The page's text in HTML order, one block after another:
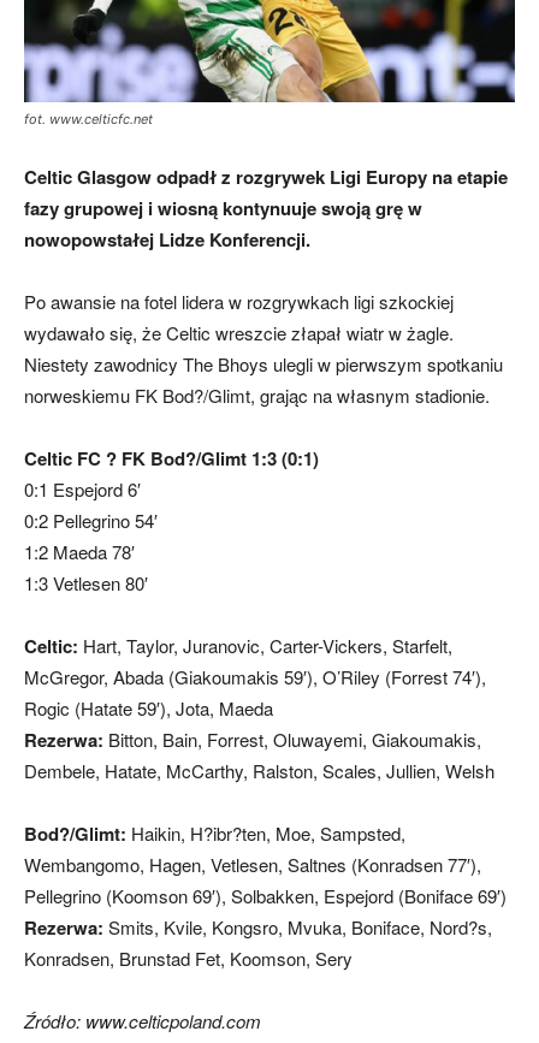
mecze,
fot. www.celticfc.net
Celtic Glasgow odpadł z rozgrywek Ligi Europy na etapie
fazy grupowej i wiosną kontynuuje swoją grę w
nowopowstałej Lidze Konferencji.
Po awansie na fotel lidera w rozgrywkach ligi szkockiej
wydawało się, że Celtic wreszcie złapał wiatr w żagle.
Niestety zawodnicy The Bhoys ulegli w pierwszym spotkaniu
norweskiemu FK Bod?/Glimt, grając na własnym stadionie.
Celtic FC ? FK Bod?/Glimt 1:3 (0:1)
0:1 Espejord 6′
0:2 Pellegrino 54′
1:2 Maeda 78′
1:3 Vetlesen 80′
Celtic: Hart, Taylor, Juranovic, Carter-Vickers, Starfelt,
McGregor, Abada (Giakoumakis 59′), O’Riley (Forrest 74′),
Rogic (Hatate 59′), Jota, Maeda
Rezerwa: Bitton, Bain, Forrest, Oluwayemi, Giakoumakis,
Dembele, Hatate, McCarthy, Ralston, Scales, Jullien, Welsh
Bod?/Glimt: Haikin, H?ibr?ten, Moe, Sampsted,
Wembangomo, Hagen, Vetlesen, Saltnes (Konradsen 77′),
Pellegrino (Koomson 69′), Solbakken, Espejord (Boniface 69′)
Rezerwa: Smits, Kvile, Kongsro, Mvuka, Boniface, Nord?s,
Konradsen, Brunstad Fet, Koomson, Sery
Źródło: www.celticpoland.com